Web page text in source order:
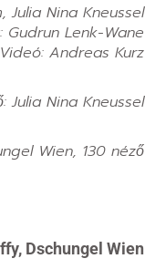
Julia Nina Kneussel
Gudrun Lenk-Wane
Videó: Andreas Kurz
Julia Nina Kneussel
Wien, 130 néző
Dschungel Wien